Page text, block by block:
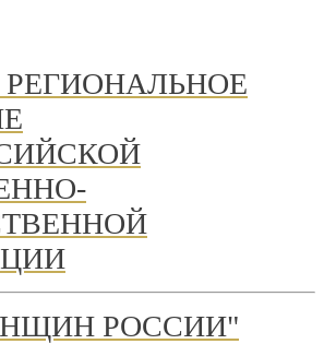
РЕГИОНАЛЬНОЕ
РОССИИ"